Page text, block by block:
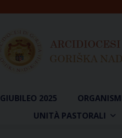
GIUBILEO 2025
UNITÀ PASTORALI